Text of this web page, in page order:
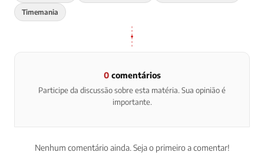
Timemania
0comentários
Participe da discussão sobre esta matéria. Sua opinião é
importante.
Nenhum comentário ainda. Seja o primeiro a comentar!